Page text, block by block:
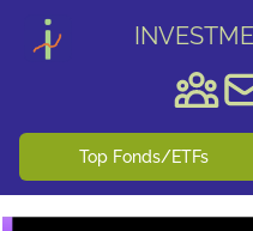
Top Fonds/ETFs